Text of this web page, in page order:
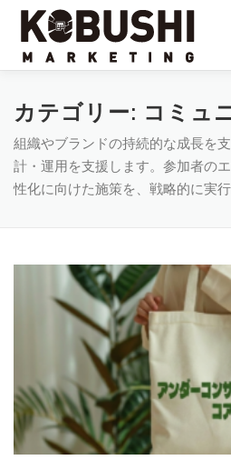
会社概要 クラフト
コミュニティ サービス
カテゴリー: コミュ
組織やブランドの持続的な成長を
計・運用を支援します。参加者の
性化に向けた施策を、戦略的に実行